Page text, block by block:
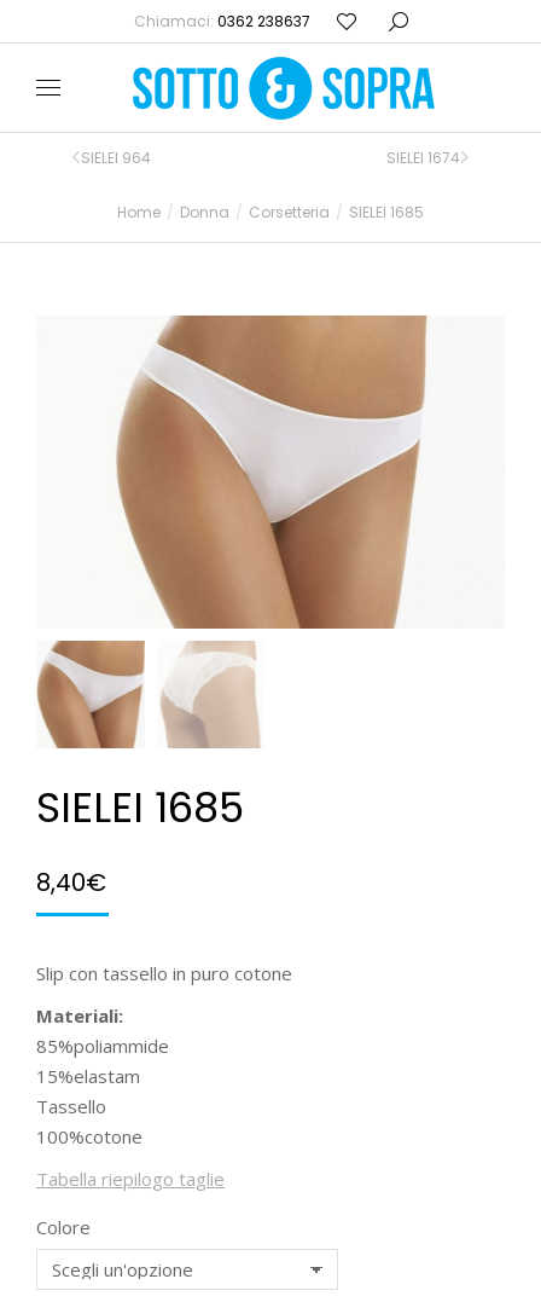
Chiamaci: 0362 238637
Tu sei qui:Home Donna Corsetteria SIELEI 1685
SIELEI 964 SIELEI 1674
SIELEI 1685
8,40€
Slip con tassello in puro cotone
Materiali:
85%poliammide
15%elastam
Tassello
100%cotone
Tabella riepilogo taglie
Colore